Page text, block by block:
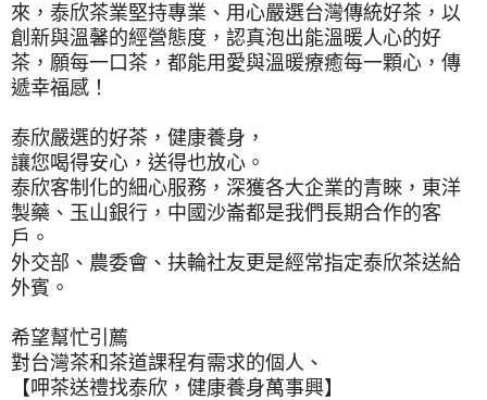
來，泰欣茶業堅持專業、 用心嚴選台灣傳統好茶，以
創新與溫馨的經營態度， 認真泡出能溫暖人心的好
茶，願每一口茶，都能用愛與溫暖療癒每一顆心，傳
遞幸福感！
泰欣嚴選的好茶，健康養身，
讓您喝得安心，送得也放心。
泰欣客制化的細心服務，深獲各大企業的青睞，東洋
製藥、玉山銀行，中國沙崙都是我們長期合作的客
戶。
外交部、農委會、扶輪社友更是經常指定泰欣茶送給
外賓。
希望幫忙引薦
對台灣茶和茶道課程有需求的個人、
【呷茶送禮找泰欣，健康養身萬事興】